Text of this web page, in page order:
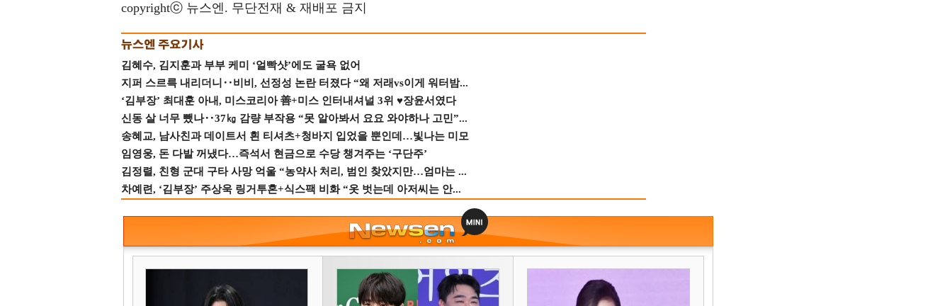
copyrightⓒ 뉴스엔. 무단전재 & 재배포 금지
김혜수, 김지훈과 부부 케미 ‘얼빡샷’에도 굴욕 없어
지퍼 스르륵 내리더니‥비비, 선정성 논란 터졌다 “왜 저래vs이게 워터밤...
‘김부장’ 최대훈 아내, 미스코리아 善+미스 인터내셔널 3위 ♥장윤서였다
신동 살 너무 뺐나‥37㎏ 감량 부작용 “못 알아봐서 요요 와야하나 고민”...
송혜교, 남사친과 데이트서 흰 티셔츠+청바지 입었을 뿐인데…빛나는 미모
임영웅, 돈 다발 꺼냈다…즉석서 현금으로 수당 챙겨주는 ‘구단주’
김정렬, 친형 군대 구타 사망 억울 “농약사 처리, 범인 찾았지만…엄마는 ...
차예련, ‘김부장’ 주상욱 링거투혼+식스팩 비화 “옷 벗는데 아저씨는 안...